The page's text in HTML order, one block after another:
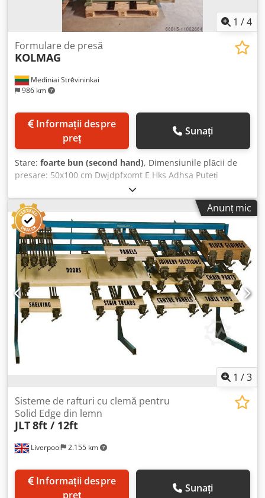
1 /4
Mediniai Strėvininkai
986 km
Formulare de presă
KOLMAG
preț
Sunați
Stare: foarte bun (second hand), Dimensiunile plăcii de
presare: 50x100 cm Dwjdpfxomt E Hks Adhsa Puteți
achiziționa și un ghilotin/copier. Mașina nu a fost folosită
în Lituania. Ne puteți contacta telefonic sau în scris.
Vorbim și scriem în germană și rusă. Puteți trimite mesaje
și în engleză. Avem de asemenea multe alte utilaje pe stoc.
Anunț mic
1 /3
Liverpool 2.155 km
Sisteme de rafturi cu clemă pentru
Solid Edge din lemn
JLT8ft / 12ft
preț
Sunați